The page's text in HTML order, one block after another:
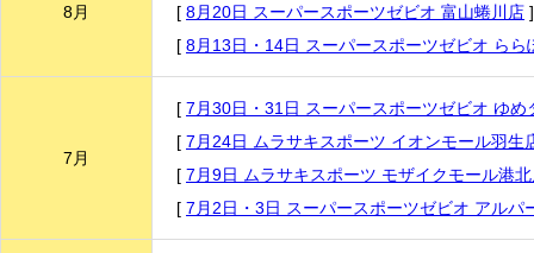
8月
[ 8月20日 スーパースポーツゼビオ 富山蜷川店 ]
[ 8月13日・14日 スーパースポーツゼビオ らら
7月
[ 7月30日・31日 スーパースポーツゼビオ ゆめ
[ 7月24日 ムラサキスポーツ イオンモール羽生
[ 7月9日 ムラサキスポーツ モザイクモール港
[ 7月2日・3日 スーパースポーツゼビオ アルパ